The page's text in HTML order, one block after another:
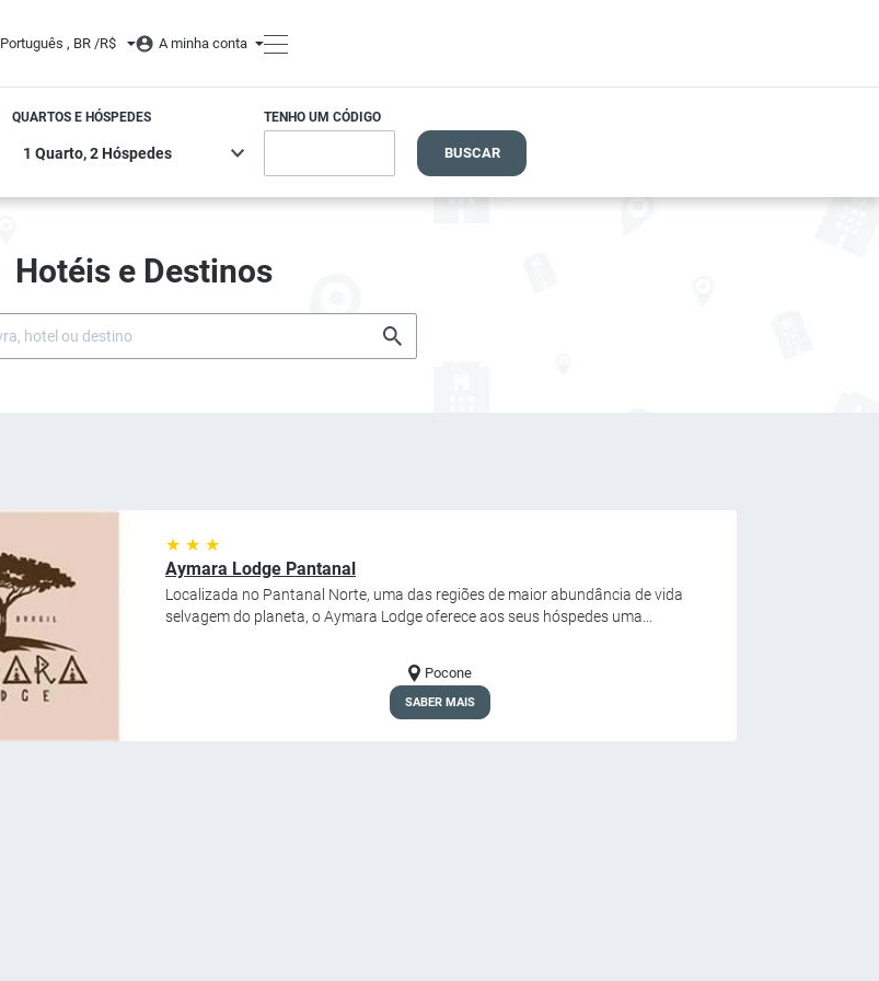
Português , BR /R$ A minha conta
QUARTOS E HÓSPEDES TENHO UM CÓDIGO
BUSCAR
Hotéis e Destinos
★ ★ ★
Aymara Lodge Pantanal
Localizada no Pantanal Norte, uma das regiões de maior abundância de vida
selvagem do planeta, o Aymara Lodge oferece aos seus hóspedes uma...
Pocone
SABER MAIS